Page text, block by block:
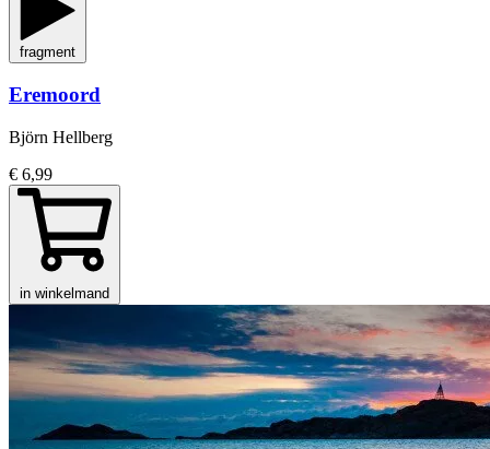
fragment
Eremoord
Björn Hellberg
€ 6,99
in winkelmand